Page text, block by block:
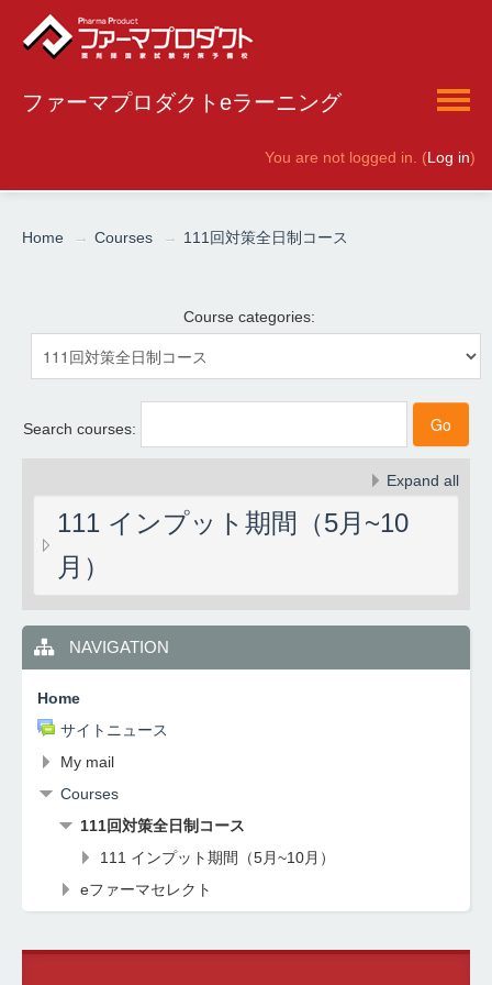
ファーマプロダクトeラーニング
You are not logged in. (Log in)
Home → Courses → 111回対策全日制コース
Course categories:
Search courses:
Expand all
111 インプット期間（5月~10
月）
NAVIGATION
Home
サイトニュース
My mail
Courses
111回対策全日制コース
111 インプット期間（5月~10月）
eファーマセレクト